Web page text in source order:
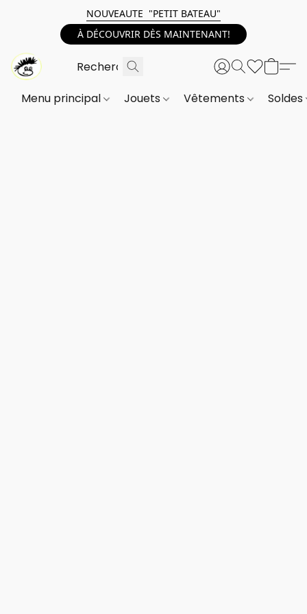
NOUVEAUTE "PETIT BATEAU"
À DÉCOUVRIR DÈS MAINTENANT!
Menu principal Jouets Vêtements Soldes